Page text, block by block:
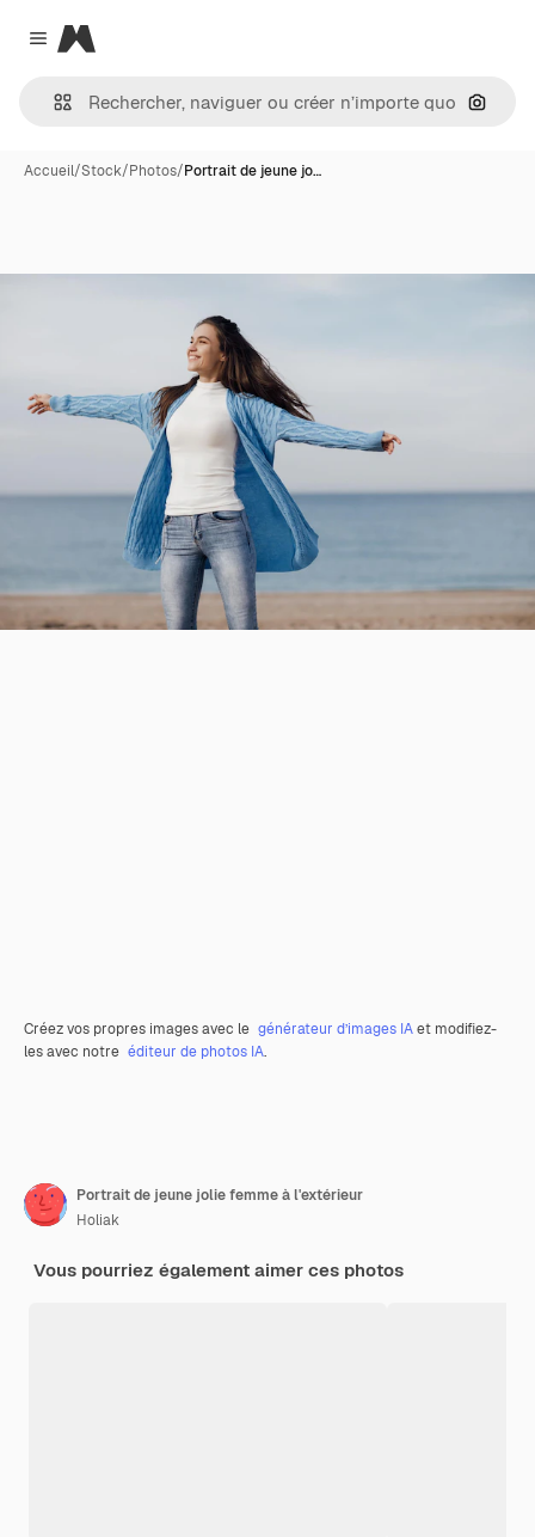
Close menu
Magnific
Accueil/Stock/Photos/Portrait de jeune jo…
Créez vos propres images avec le générateur d’images IAet modifiez-
les avec notre éditeur de photos IA.
Portrait de jeune jolie femme à l'extérieur
Holiak
Vous pourriez également aimer ces photos